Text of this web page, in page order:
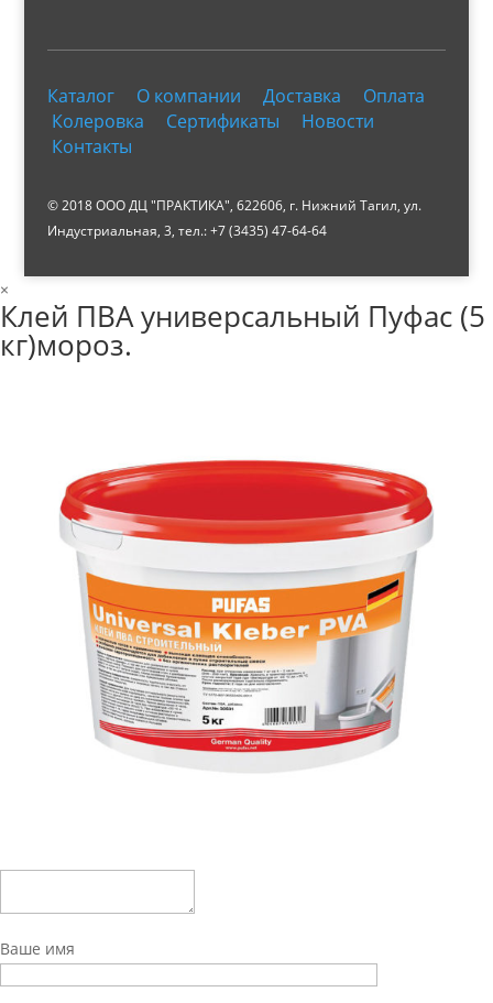
Каталог О компании Доставка
Оплата
Колеровка
Сертификаты
Новости
Контакты
© 2018 ООО ДЦ "ПРАКТИКА", 622606, г. Нижний Тагил, ул.
Индустриальная, 3, тел.: +7 (3435) 47-64-64
×
Клей ПВА универсальный Пуфас (5
кг)мороз.
Ваше имя